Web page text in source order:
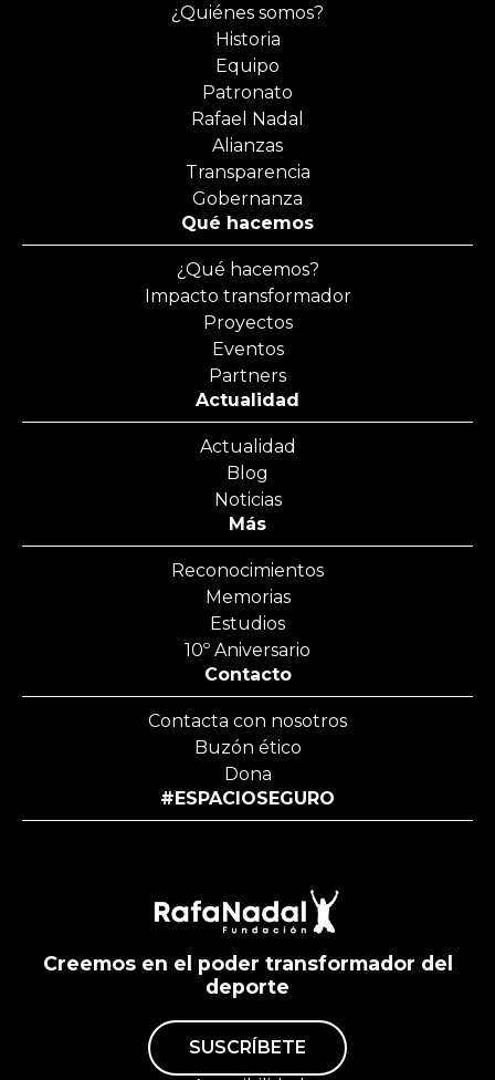
¿Quiénes somos?
Historia
Equipo
Patronato
Rafael Nadal
Alianzas
Transparencia
Gobernanza
Qué hacemos
¿Qué hacemos?
Impacto transformador
Proyectos
Eventos
Partners
Actualidad
Actualidad
Blog
Noticias
Más
Reconocimientos
Memorias
Estudios
10º Aniversario
Contacto
Contacta con nosotros
Buzón ético
Dona
#ESPACIOSEGURO
Creemos en el poder transformador del
deporte
SUSCRÍBETE